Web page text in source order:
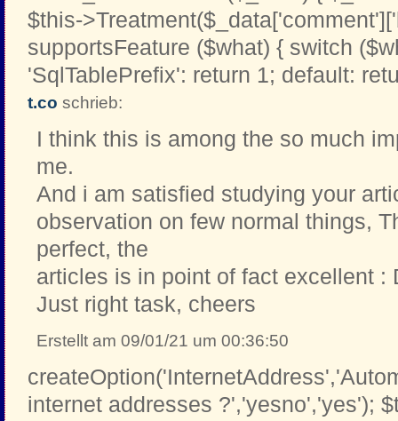
$this-
supportsFeature ($what) { switch
'SqlTablePrefix': return 1; default:
t.co schrieb:
I think this is among the so much
me.
And i am satisfied studying your
observation on few normal things,
perfect, the
articles is in point of fact excellent :
Just right task, cheers
Erstellt am 09/01/21 um 00:36:50
internet addresses ?','yesno','yes');